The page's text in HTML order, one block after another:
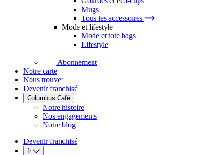
Mugs
Tous les accessoires
Mode et lifestyle
Mode et tote bags
Lifestyle
Abonnement
Notre carte
Nous trouver
Devenir franchisé
Columbus Café
Notre histoire
Nos engagements
Notre blog
Devenir franchisé
fr